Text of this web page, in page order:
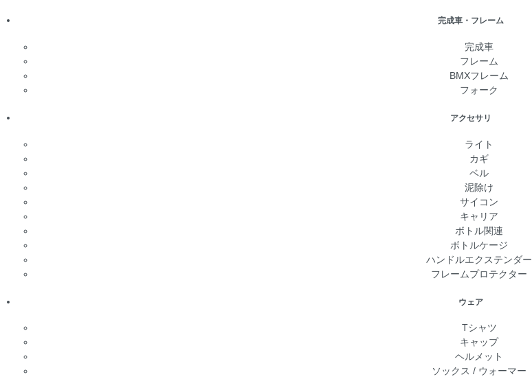
完成車・フレーム
完成車
フレーム
BMXフレーム
フォーク
アクセサリ
ライト
カギ
ベル
泥除け
サイコン
キャリア
ボトル関連
ボトルケージ
ハンドルエクステンダー
フレームプロテクター
ウェア
Tシャツ
キャップ
ヘルメット
ソックス / ウォーマー